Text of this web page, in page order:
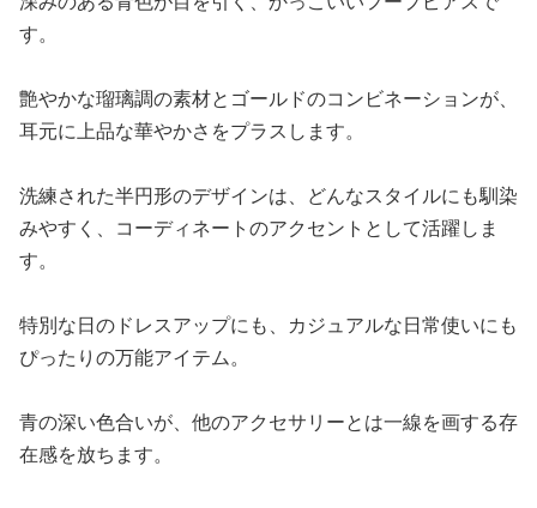
す。
艶やかな瑠璃調の素材とゴールドのコンビネーションが、
耳元に上品な華やかさをプラスします。
洗練された半円形のデザインは、どんなスタイルにも馴染
みやすく、コーディネートのアクセントとして活躍しま
す。
特別な日のドレスアップにも、カジュアルな日常使いにも
ぴったりの万能アイテム。
青の深い色合いが、他のアクセサリーとは一線を画する存
在感を放ちます。